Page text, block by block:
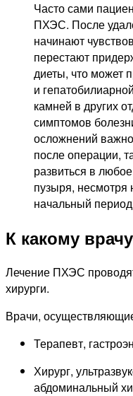
Часто сами
ПХЭС. После
начинают
перестают
диеты, что может
и
камней в других
симптомов
осложнений
после операции,
развиться в
пузыря, несмотря
начальный
К какому
Лечение ПХЭС
хирурги.
Врачи,
Терапевт,
Хирург,
абдоминальный